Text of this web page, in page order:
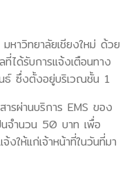
หาวิทยาลัยเชียงใหม่ ด้วย
ได้รับการแจ้งเตือนทาง
ธ์ ซึ่งตั้งอยู่บริเวณชั้น 1
ารผ่านบริการ EMS ของ
นจำนวน 50 บาท เพื่อ
งให้แก่เจ้าหน้าที่ในวันที่มา